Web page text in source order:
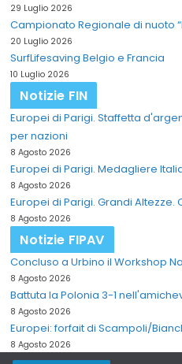
29 Luglio 2026
Campionato Regionale di nuoto
20 Luglio 2026
SurfLifesaving Belgio e Francia
10 Luglio 2026
Notizie FIN
Europei di Parigi. Staffetta
per nazioni
8 Agosto 2026
Europei di Parigi. Medagliere
8 Agosto 2026
Europei di Parigi. Grandi
8 Agosto 2026
Notizie FIPAV
Concluso a Urbino il Workshop
8 Agosto 2026
Battuta la Polonia 3-1
8 Agosto 2026
Europei: forfait di Scampoli/
8 Agosto 2026